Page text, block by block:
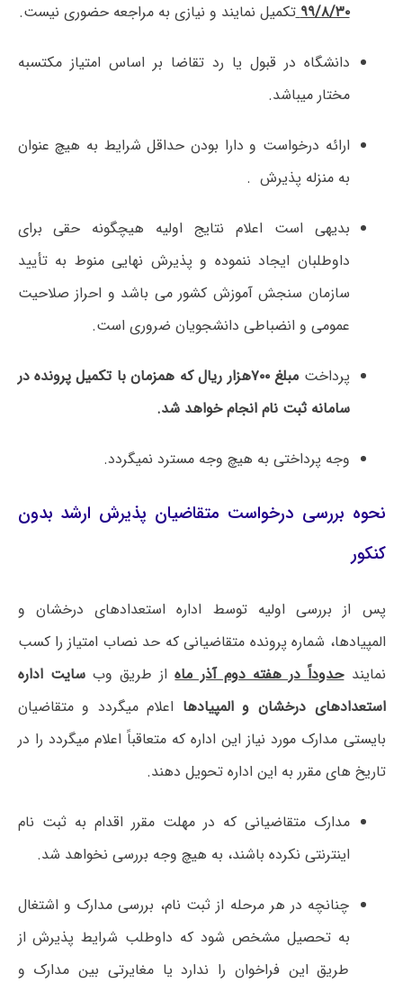
۹۹/۸/۳۰ تکمیل نمایند و نیازی به مراجعه حضوری نیست.
دانشگاه در قبول یا رد تقاضا بر اساس امتیاز مکتسبه
مختار می­باشد.
ارائه درخواست و دارا بودن حداقل شرایط به هیچ عنوان
به منزله پذیرش .
بدیهی است اعلام نتایج اولیه هیچگونه حقی برای
داوطلبان ایجاد ننموده و پذیرش نهایی منوط به تأیید
سازمان سنجش آموزش کشور می­ باشد و احراز صلاحیت
عمومی و انضباطی دانشجویان ضروری است.
پرداخت مبلغ ۷۰۰هزار ریال
که همزمان با تکمیل پرونده در
سامانه ثبت ­نام انجام خواهد شد.
وجه پرداختی به هیچ وجه مسترد نمی­گردد.
نحوه بررسی درخواست متقاضیان پذیرش ارشد بدون
کنکور
پس از بررسی اولیه توسط اداره استعدادهای درخشان و
المپیادها، شماره پرونده متقاضیانی که حد نصاب امتیاز را کسب
نمایندحدوداً در هفته دوم آذر ماهاز طریق وبسایت اداره
استعدادهای درخشان و المپیادها اعلام می­گردد و متقاضیان
بایستی مدارک مورد نیاز این اداره که متعاقباً اعلام می­گردد را در
تاریخ ­های مقرر به این اداره تحویل دهند.
مدارک متقاضیانی که در مهلت مقرر اقدام به ثبت ­نام
اینترنتی نکرده باشند، به هیچ وجه بررسی نخواهد شد.
چنانچه در هر مرحله از ثبت ­نام، بررسی مدارک و اشتغال
به تحصیل مشخص شود که داوطلب شرایط پذیرش از
طریق این فراخوان را ندارد یا مغایرتی بین مدارک و